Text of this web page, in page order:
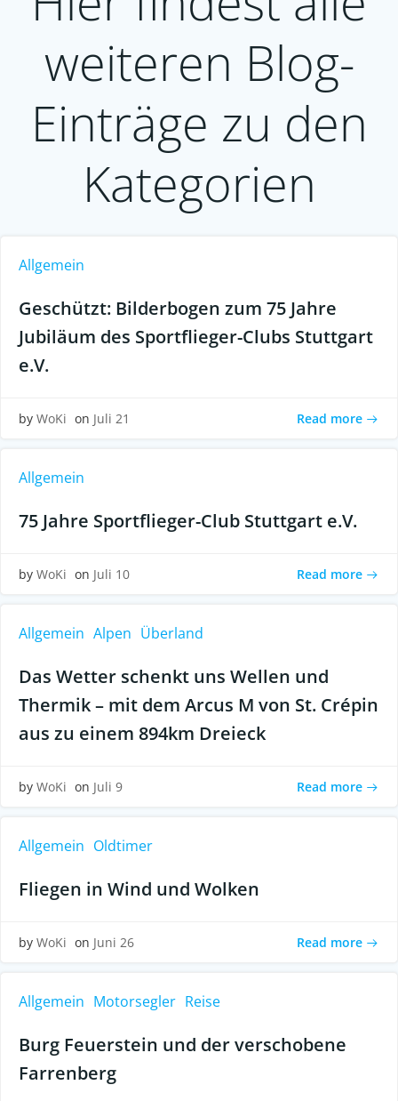
weiteren Blog-
Einträge zu den
Kategorien
Allgemein
Geschützt: Bilderbogen zum 75 Jahre
Jubiläum des Sportflieger-Clubs Stuttgart
e.V.
by WoKi on Juli 21 Read more
Allgemein
75 Jahre Sportflieger-Club Stuttgart e.V.
by WoKi on Juli 10 Read more
Allgemein Alpen Überland
Das Wetter schenkt uns Wellen und
Thermik – mit dem Arcus M von St. Crépin
aus zu einem 894km Dreieck
by WoKi on Juli 9 Read more
Allgemein Oldtimer
Fliegen in Wind und Wolken
by WoKi on Juni 26 Read more
Allgemein Motorsegler Reise
Burg Feuerstein und der verschobene
Farrenberg